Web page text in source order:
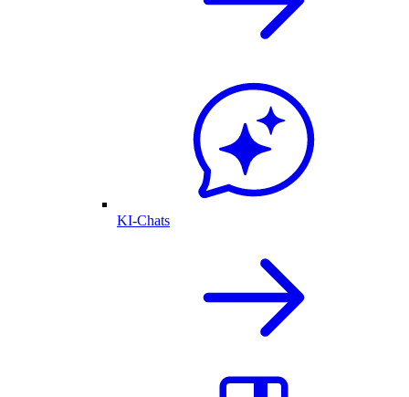
KI-Chats